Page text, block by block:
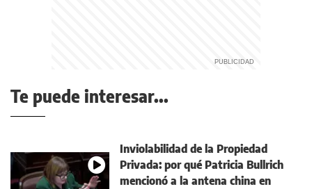
Te puede interesar...
Inviolabilidad de la Propiedad
Privada: por qué Patricia Bullrich
mencionó a la antena china en